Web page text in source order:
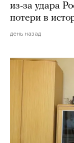
из-за удара
потери в
день назад